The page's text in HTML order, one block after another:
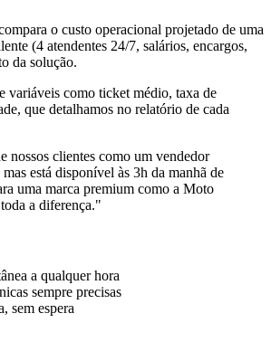
o custo operacional projetado de uma
(4 atendentes 24/7, salários, encargos,
da solução.
variáveis como ticket médio, taxa de
que detalhamos no relatório de cada
nossos clientes como um vendedor
está disponível às 3h da manhã de
uma marca premium como a Moto
a diferença."
a qualquer hora
sempre precisas
sem espera